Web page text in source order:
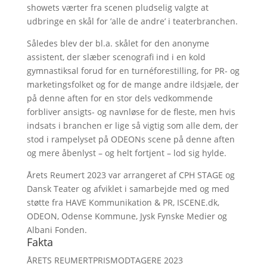
showets værter fra scenen pludselig valgte at
udbringe en skål for ’alle de andre’ i teaterbranchen.
Således blev der bl.a. skålet for den anonyme
assistent, der slæber scenografi ind i en kold
gymnastiksal forud for en turnéforestilling, for PR- og
marketingsfolket og for de mange andre ildsjæle, der
på denne aften for en stor dels vedkommende
forbliver ansigts- og navnløse for de fleste, men hvis
indsats i branchen er lige så vigtig som alle dem, der
stod i rampelyset på ODEONs scene på denne aften
og mere åbenlyst – og helt fortjent – lod sig hylde.
Årets Reumert 2023 var arrangeret af CPH STAGE og
Dansk Teater og afviklet i samarbejde med og med
støtte fra HAVE Kommunikation & PR, ISCENE.dk,
ODEON, Odense Kommune, Jysk Fynske Medier og
Albani Fonden.
Fakta
ÅRETS REUMERTPRISMODTAGERE 2023